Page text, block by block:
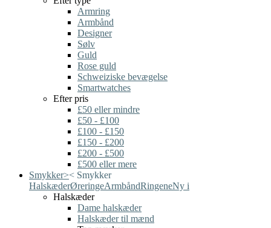
Armring
Armbånd
Designer
Sølv
Guld
Rose guld
Schweiziske bevægelse
Smartwatches
Efter pris
£50 eller mindre
£50 - £100
£100 - £150
£150 - £200
£200 - £500
£500 eller mere
Smykker>< Smykker
HalskæderØreringeArmbåndRingeneNy i
Halskæder
Dame halskæder
Halskæder til mænd